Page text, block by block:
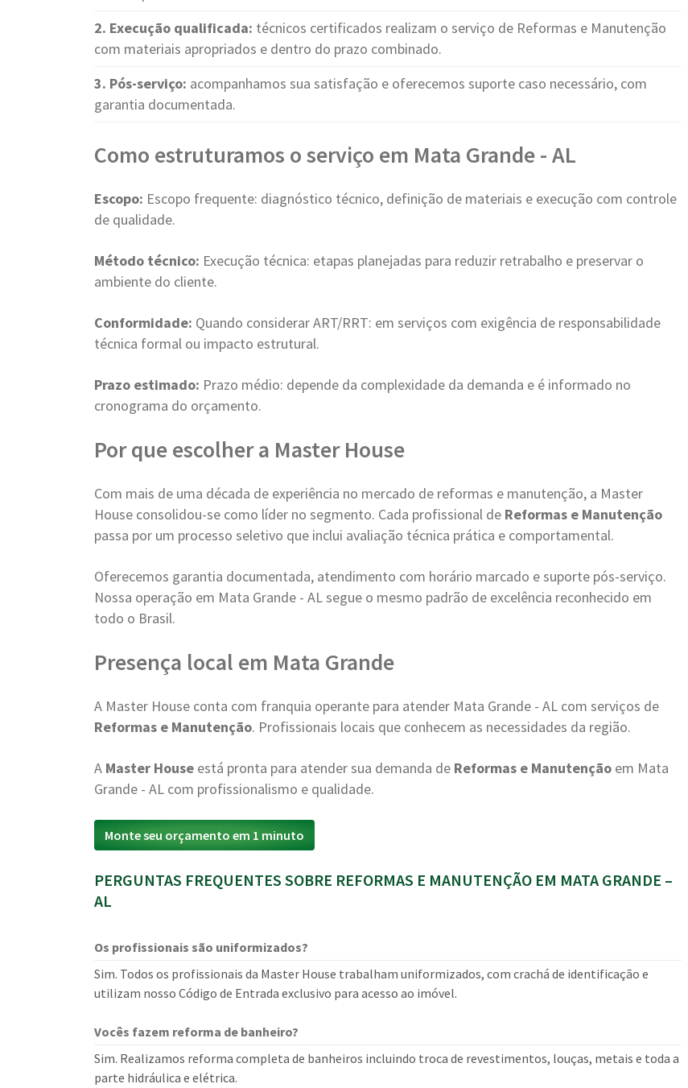
2. Execução qualificada: técnicos certificados realizam o serviço de Reformas e Manutenção
com materiais apropriados e dentro do prazo combinado.
3. Pós-serviço: acompanhamos sua satisfação e oferecemos suporte caso necessário, com
garantia documentada.
Como estruturamos o serviço em Mata Grande - AL
Escopo: Escopo frequente: diagnóstico técnico, definição de materiais e execução com controle
de qualidade.
Método técnico: Execução técnica: etapas planejadas para reduzir retrabalho e preservar o
ambiente do cliente.
Conformidade: Quando considerar ART/RRT: em serviços com exigência de responsabilidade
técnica formal ou impacto estrutural.
Prazo estimado: Prazo médio: depende da complexidade da demanda e é informado no
cronograma do orçamento.
Por que escolher a Master House
Com mais de uma década de experiência no mercado de reformas e manutenção, a Master
House consolidou-se como líder no segmento. Cada profissional de Reformas e Manutenção
passa por um processo seletivo que inclui avaliação técnica prática e comportamental.
Oferecemos garantia documentada, atendimento com horário marcado e suporte pós-serviço.
Nossa operação em Mata Grande - AL segue o mesmo padrão de excelência reconhecido em
todo o Brasil.
Presença local em Mata Grande
A Master House conta com franquia operante para atender Mata Grande - AL com serviços de
Reformas e Manutenção. Profissionais locais que conhecem as necessidades da região.
A Master House está pronta para atender sua demanda de Reformas e Manutenção em Mata
Grande - AL com profissionalismo e qualidade.
Monte seu orçamento em 1 minuto
PERGUNTAS FREQUENTES SOBRE REFORMAS E MANUTENÇÃO EM MATA GRANDE –
AL
Os profissionais são uniformizados?
Sim. Todos os profissionais da Master House trabalham uniformizados, com crachá de identificação e
utilizam nosso Código de Entrada exclusivo para acesso ao imóvel.
Vocês fazem reforma de banheiro?
Sim. Realizamos reforma completa de banheiros incluindo troca de revestimentos, louças, metais e toda a
parte hidráulica e elétrica.